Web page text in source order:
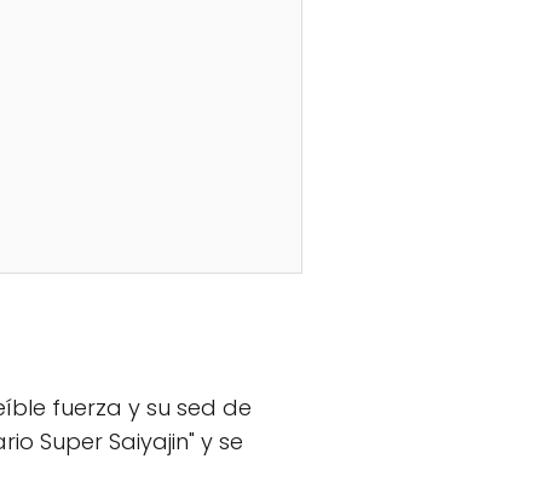
fuerza y su sed de
Super Saiyajin" y se